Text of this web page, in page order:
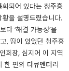
되어 있다는 청주흥
을 설명드렸습니다.
다 ‘해결 가능성’을
, 땅이 있었던 청주흥
회장, 심지어 이 지역
한 편의 다큐멘터리